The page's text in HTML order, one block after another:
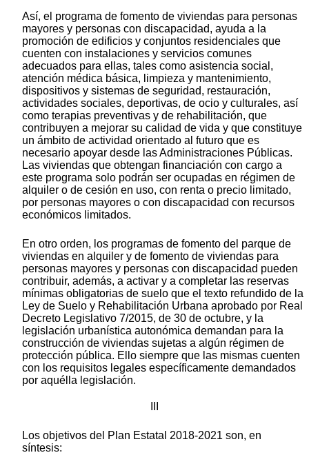
Así, el programa de fomento de viviendas para personas
mayores y personas con discapacidad, ayuda a la
promoción de edificios y conjuntos residenciales que
cuenten con instalaciones y servicios comunes
adecuados para ellas, tales como asistencia social,
atención médica básica, limpieza y mantenimiento,
dispositivos y sistemas de seguridad, restauración,
actividades sociales, deportivas, de ocio y culturales, así
como terapias preventivas y de rehabilitación, que
contribuyen a mejorar su calidad de vida y que constituye
un ámbito de actividad orientado al futuro que es
necesario apoyar desde las Administraciones Públicas.
Las viviendas que obtengan financiación con cargo a
este programa solo podrán ser ocupadas en régimen de
alquiler o de cesión en uso, con renta o precio limitado,
por personas mayores o con discapacidad con recursos
económicos limitados.
En otro orden, los programas de fomento del parque de
viviendas en alquiler y de fomento de viviendas para
personas mayores y personas con discapacidad pueden
contribuir, además, a activar y a completar las reservas
mínimas obligatorias de suelo que el texto refundido de la
Ley de Suelo y Rehabilitación Urbana aprobado por Real
Decreto Legislativo 7/2015, de 30 de octubre, y la
legislación urbanística autonómica demandan para la
construcción de viviendas sujetas a algún régimen de
protección pública. Ello siempre que las mismas cuenten
con los requisitos legales específicamente demandados
por aquélla legislación.
Los objetivos del Plan Estatal 2018-2021 son, en
síntesis: